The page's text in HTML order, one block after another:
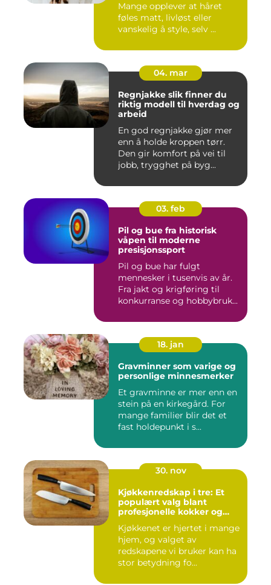
Mange opplever at håret
føles matt, livløst eller
vanskelig å style, selv ...
04. mar
Regnjakke slik finner du
riktig modell til hverdag og
arbeid
En god regnjakke gjør mer
enn å holde kroppen tørr.
Den gir komfort på vei til
jobb, trygghet på byg...
03. feb
Pil og bue fra historisk
våpen til moderne
presisjonssport
Pil og bue har fulgt
mennesker i tusenvis av år.
Fra jakt og krigføring til
konkurranse og hobbybruk...
18. jan
Gravminner som varige og
personlige minnesmerker
Et gravminne er mer enn en
stein på en kirkegård. For
mange familier blir det et
fast holdepunkt i s...
30. nov
Kjøkkenredskap i tre: Et
populært valg blant
profesjonelle kokker og
Kjøkkenet er hjertet i mange
hjem, og valget av
redskapene vi bruker kan ha
stor betydning fo...